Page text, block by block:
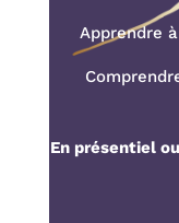
Apprendre
En présentiel